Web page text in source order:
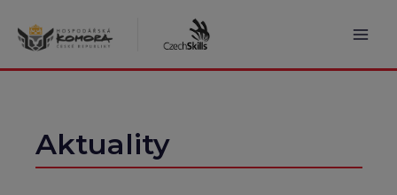
obsah
Aktuality